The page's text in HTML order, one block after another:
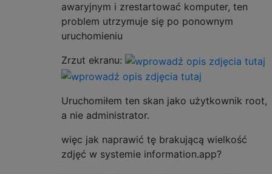
awaryjnym i zrestartować komputer, ten
problem utrzymuje się po ponownym
uruchomieniu
Zrzut ekranu:
Uruchomiłem ten skan jako użytkownik root,
a nie administrator.
więc jak naprawić tę brakującą wielkość
zdjęć w systemie information.app?